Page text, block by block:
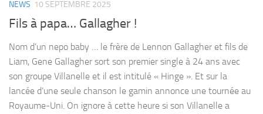
NEWS 10 SEPTEMBRE 2025
Fils à papa… Gallagher !
Nom d’un nepo baby … le frère de Lennon Gallagher et fils de
Liam, Gene Gallagher sort son premier single à 24 ans avec
son groupe Villanelle et il est intitulé « Hinge ». Et sur la
lancée d’une seule chanson le gamin annonce une tournée au
Royaume-Uni. On ignore à cette heure si son Villanelle a